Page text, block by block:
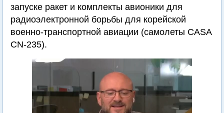
запуске ракет и комплекты авионики для
радиоэлектронной борьбы для корейской
военно-транспортной авиации (самолеты CASA
CN-235).